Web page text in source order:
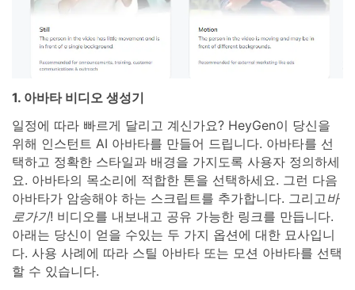
1. 아바타 비디오 생성기
일정에 따라 빠르게 달리고 계신가요? HeyGen이 당신을
위해 인스턴트 AI 아바타를 만들어 드립니다. 아바타를 선
택하고 정확한 스타일과 배경을 가지도록 사용자 정의하세
요. 아바타의 목소리에 적합한 톤을 선택하세요. 그런 다음
아바타가 암송해야 하는 스크립트를 추가합니다. 그리고바
로가기! 비디오를 내보내고 공유 가능한 링크를 만듭니다.
아래는 당신이 얻을 수있는 두 가지 옵션에 대한 묘사입니
다. 사용 사례에 따라 스틸 아바타 또는 모션 아바타를 선택
할 수 있습니다.